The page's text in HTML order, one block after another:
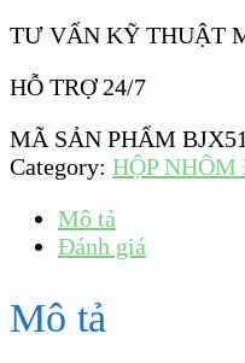
TƯ VẤN KỸ THUẬT
HỖ TRỢ 24/7
MÃ SẢN PHẨM
Category: HỘP NHÔM
Mô tả
Đánh giá
Mô tả